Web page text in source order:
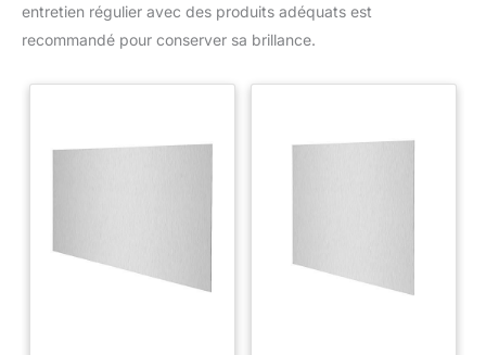
entretien régulier avec des produits adéquats est
recommandé pour conserver sa brillance.